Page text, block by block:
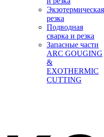
Экзотермическая
резка
Подводная
сварка и резка
Запасные части
ARC GOUGING
&
EXOTHERMIC
CUTTING